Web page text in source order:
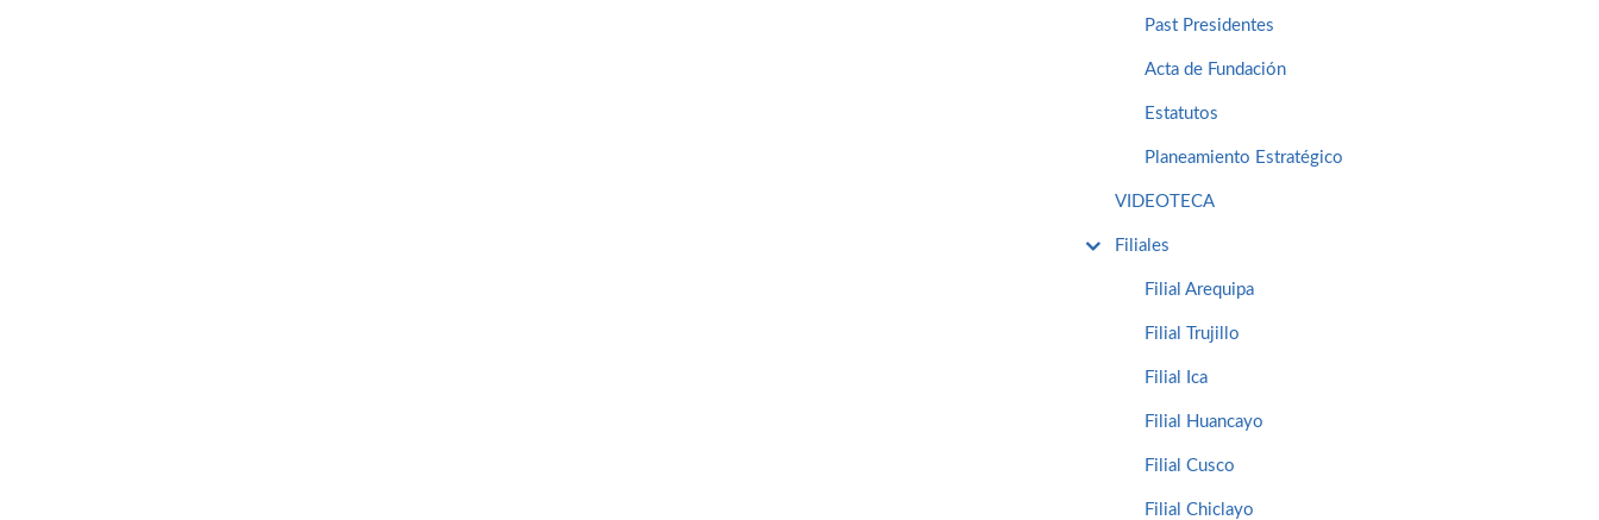
Past Presidentes
Acta de Fundación
Estatutos
Planeamiento Estratégico
VIDEOTECA
Filiales
Filial Arequipa
Filial Trujillo
Filial Ica
Filial Huancayo
Filial Cusco
Filial Chiclayo